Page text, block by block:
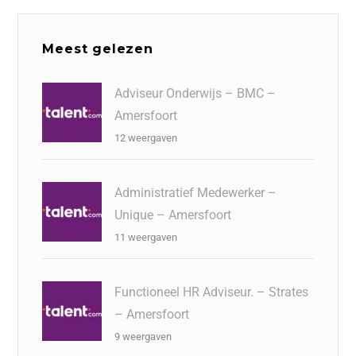
Meest gelezen
Adviseur Onderwijs – BMC –
Amersfoort
12 weergaven
Administratief Medewerker –
Unique – Amersfoort
11 weergaven
Functioneel HR Adviseur. – Strates
– Amersfoort
9 weergaven